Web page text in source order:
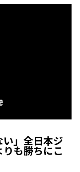
い」全日本ジ
も勝ちにこ